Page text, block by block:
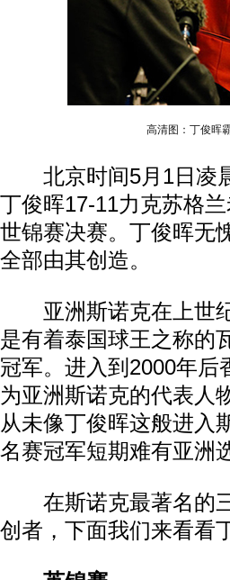
高清图：丁俊晖
北京时间5月1日凌晨
丁俊晖17-11力克苏格
世锦赛决赛。丁俊晖无
全部由其创造。
亚洲斯诺克在上世纪
是有着泰国球王之称的
冠军。进入到2000年后
为亚洲斯诺克的代表人
从未像丁俊晖这般进入
名赛冠军短期难有亚洲
在斯诺克最著名的三
创者，下面我们来看看